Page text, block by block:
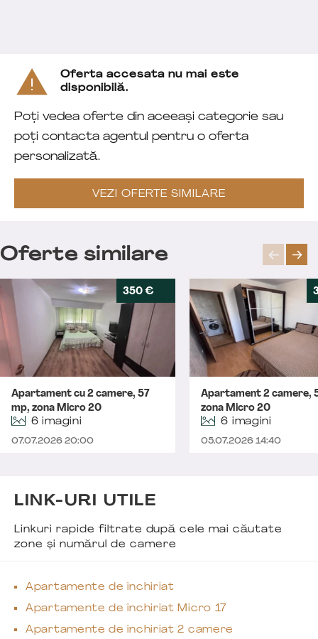
Oferta accesata nu mai este
disponibilă.
Poți vedea oferte din aceeași categorie sau
poți contacta agentul pentru o oferta
personalizată.
VEZI OFERTE SIMILARE
Oferte similare
350 €
Apartament cu 2 camere, 57
mp, zona Micro 20
6 imagini
07.07.2026 20:00
Apartament 2 camere,
zona Micro 20
6 imagini
05.07.2026 14:40
LINK-URI UTILE
Linkuri rapide filtrate după cele mai căutate
zone și numărul de camere
Apartamente de închiriat
Apartamente de închiriat Micro 17
Apartamente de închiriat 2 camere